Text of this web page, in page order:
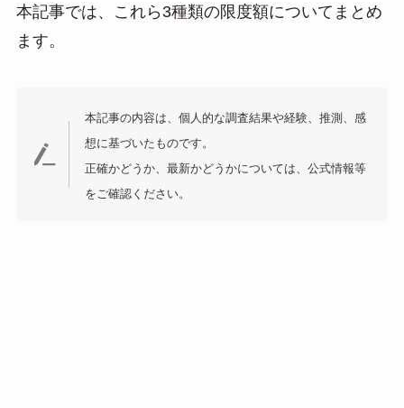
本記事では、これら3種類の限度額についてまとめ
ます。
本記事の内容は、個人的な調査結果や経験、推測、感
想に基づいたものです。
正確かどうか、最新かどうかについては、公式情報等
をご確認ください。